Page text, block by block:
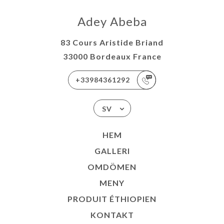
Adey Abeba
83 Cours Aristide Briand
33000 Bordeaux France
+33984361292
SV
HEM
GALLERI
OMDÖMEN
MENY
PRODUIT ÉTHIOPIEN
KONTAKT